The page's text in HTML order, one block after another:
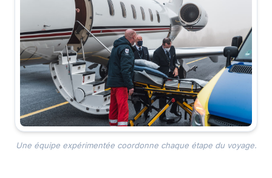
Une équipe expérimentée coordonne chaque étape du voyage.